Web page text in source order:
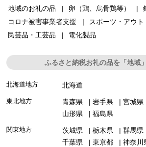
地域のお礼の品
卵（鶏、烏骨鶏等）
コロナ被害事業者支援
スポーツ・アウト
民芸品・工芸品
電化製品
ふるさと納税お礼の品を「地域
北海道地方 北海道
東北地方 青森県 岩手県 宮城県
山形県
福島県
関東地方 茨城県 栃木県 群馬県
千葉県
東京都 神奈川